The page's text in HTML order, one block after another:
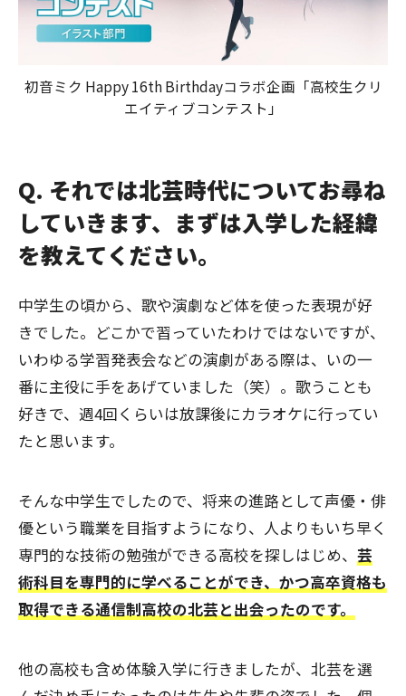
初音ミク Happy 16th Birthdayコラボ企画「高校生クリ
エイティブコンテスト」
Q. それでは北芸時代についてお尋ね
していきます、まずは入学した経緯
を教えてください。
中学生の頃から、歌や演劇など体を使った表現が好
きでした。どこかで習っていたわけではないですが、
いわゆる学習発表会などの演劇がある際は、いの一
番に主役に手をあげていました（笑）。歌うことも
好きで、週4回くらいは放課後にカラオケに行ってい
たと思います。
そんな中学生でしたので、将来の進路として声優・俳
優という職業を目指すようになり、人よりもいち早く
専門的な技術の勉強ができる高校を探しはじめ、芸
術科目を専門的に学べることができ、かつ高卒資格も
取得できる通信制高校の北芸と出会ったのです。
他の高校も含め体験入学に行きましたが、北芸を選